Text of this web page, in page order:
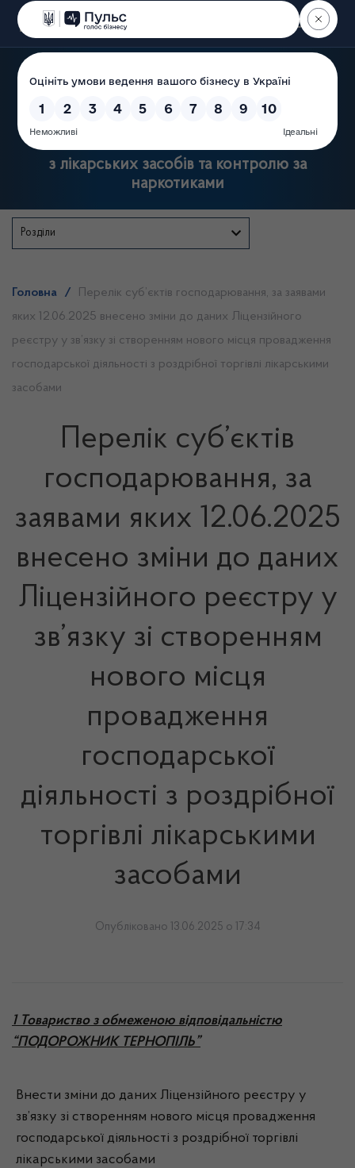
Пошук
Державна служба України
з лікарських засобів та контролю за
наркотиками
Розділи
Головна /
Перелік суб’єктів господарювання, за заявами
яких 12.06.2025 внесено зміни до даних Ліцензійного
реєстру у зв’язку зі створенням нового місця провадження
господарської діяльності з роздрібної торгівлі лікарськими
засобами
Перелік суб’єктів
господарювання, за
заявами яких 12.06.2025
внесено зміни до даних
Ліцензійного реєстру у
зв’язку зі створенням
нового місця
провадження
господарської
діяльності з роздрібної
торгівлі лікарськими
засобами
Опубліковано 13.06.2025 о 17:34
1 Товариство з обмеженою відповідальністю
“ПОДОРОЖНИК ТЕРНОПІЛЬ”
Внести зміни до даних Ліцензійного реєстру у
зв’язку зі створенням нового місця провадження
господарської діяльності з роздрібної торгівлі
лікарськими засобами